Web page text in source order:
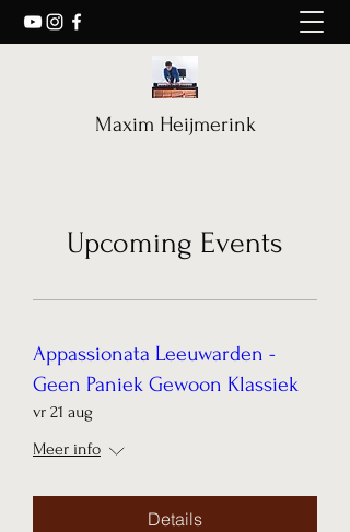
Maxim Heijmerink
Upcoming Events
Appassionata Leeuwarden -
Geen Paniek Gewoon Klassiek
vr 21 aug
Meer info
Details